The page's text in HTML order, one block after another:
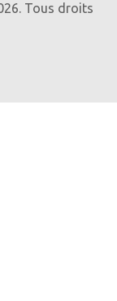
Tous droits